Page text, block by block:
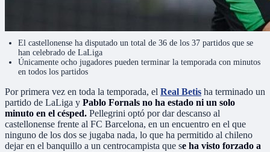
El castellonense ha disputado un total de 36 de los 37 partidos que se
han celebrado de LaLiga
Únicamente ocho jugadores pueden terminar la temporada con minutos
en todos los partidos
Por primera vez en toda la temporada, el Real Betis ha terminado un
partido de LaLiga y Pablo Fornals no ha estado ni un solo
minuto en el césped. Pellegrini optó por dar descanso al
castellonense frente al FC Barcelona, en un encuentro en el que
ninguno de los dos se jugaba nada, lo que ha permitido al chileno
dejar en el banquillo a un centrocampista que se ha visto forzado a